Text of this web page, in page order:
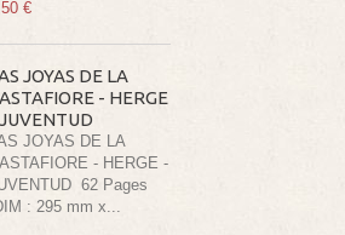
€
JOYAS DE LA
- HERGE
JOYAS DE LA
- HERGE -
62 Pages
: 295 mm x...